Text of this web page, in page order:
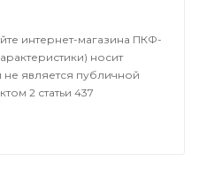
интернет-магазина ПКФ-
носит
не является публичной
2 статьи 437